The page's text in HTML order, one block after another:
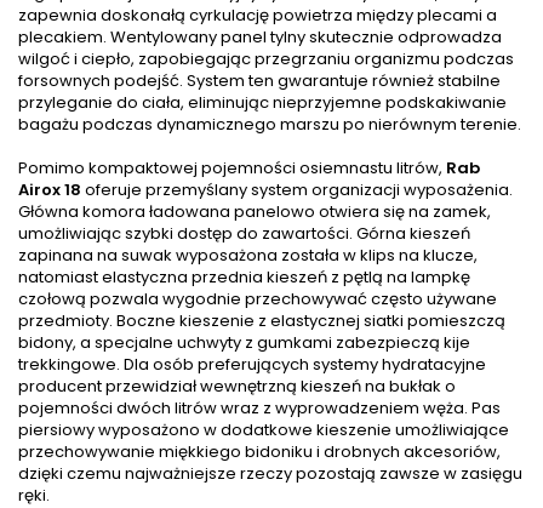
zapewnia doskonałą cyrkulację powietrza między plecami a
plecakiem. Wentylowany panel tylny skutecznie odprowadza
wilgoć i ciepło, zapobiegając przegrzaniu organizmu podczas
forsownych podejść. System ten gwarantuje również stabilne
przyleganie do ciała, eliminując nieprzyjemne podskakiwanie
bagażu podczas dynamicznego marszu po nierównym terenie.
Pomimo kompaktowej pojemności osiemnastu litrów, Rab
Airox 18 oferuje przemyślany system organizacji wyposażenia.
Główna komora ładowana panelowo otwiera się na zamek,
umożliwiając szybki dostęp do zawartości. Górna kieszeń
zapinana na suwak wyposażona została w klips na klucze,
natomiast elastyczna przednia kieszeń z pętlą na lampkę
czołową pozwala wygodnie przechowywać często używane
przedmioty. Boczne kieszenie z elastycznej siatki pomieszczą
bidony, a specjalne uchwyty z gumkami zabezpieczą kije
trekkingowe. Dla osób preferujących systemy hydratacyjne
producent przewidział wewnętrzną kieszeń na bukłak o
pojemności dwóch litrów wraz z wyprowadzeniem węża. Pas
piersiowy wyposażono w dodatkowe kieszenie umożliwiające
przechowywanie miękkiego bidoniku i drobnych akcesoriów,
dzięki czemu najważniejsze rzeczy pozostają zawsze w zasięgu
ręki.